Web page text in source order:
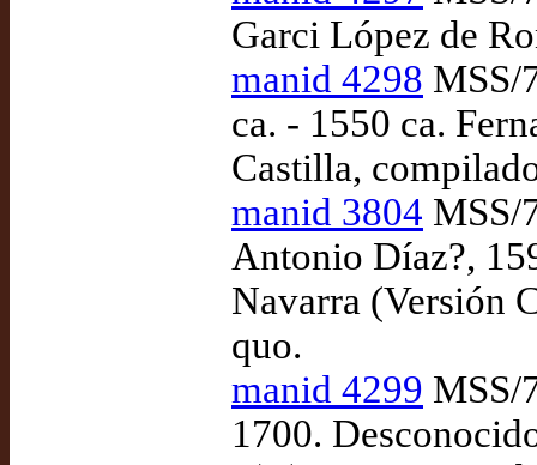
Garci López de
manid 4298 MSS/
ca. - 1550 ca.
Castilla,
manid 3804 MSS/
Antonio Díaz?,
Navarra (Versión
quo.
manid 4299 MSS/
1700.